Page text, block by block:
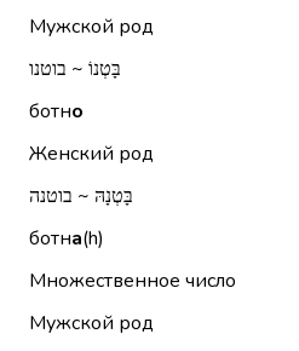
Мужской род
בָּטְנוֹ ~ בוטנו
ботно
Женский род
בָּטְנָהּ ~ בוטנה
ботна(h)
Множественное число
Мужской род